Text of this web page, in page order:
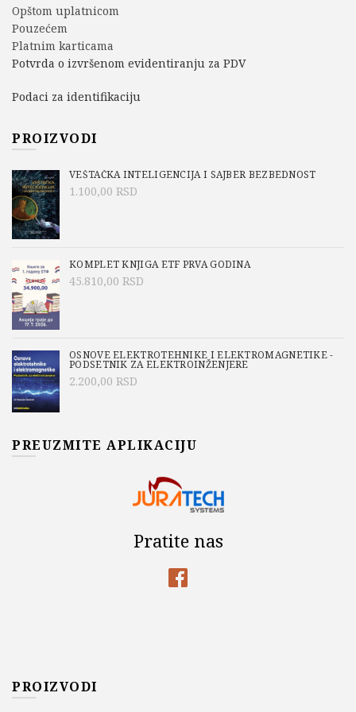
Opštom uplatnicom
Pouzećem
Platnim karticama
Potvrda o izvršenom evidentiranju za PDV
Podaci za identifikaciju
PROIZVODI
VEŠTAČKA INTELIGENCIJA I SAJBER BEZBEDNOST
1.100,00 RSD
KOMPLET KNJIGA ETF PRVA GODINA
45.810,00 RSD
OSNOVE ELEKTROTEHNIKE I ELEKTROMAGNETIKE -
PODSETNIK ZA ELEKTROINŽENJERE
2.200,00 RSD
PREUZMITE APLIKACIJU
Pratite nas
PROIZVODI